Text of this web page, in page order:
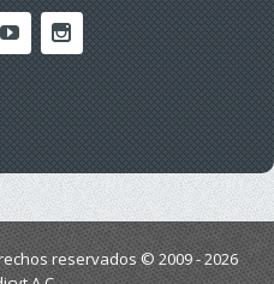
reservados © 2009 - 2026